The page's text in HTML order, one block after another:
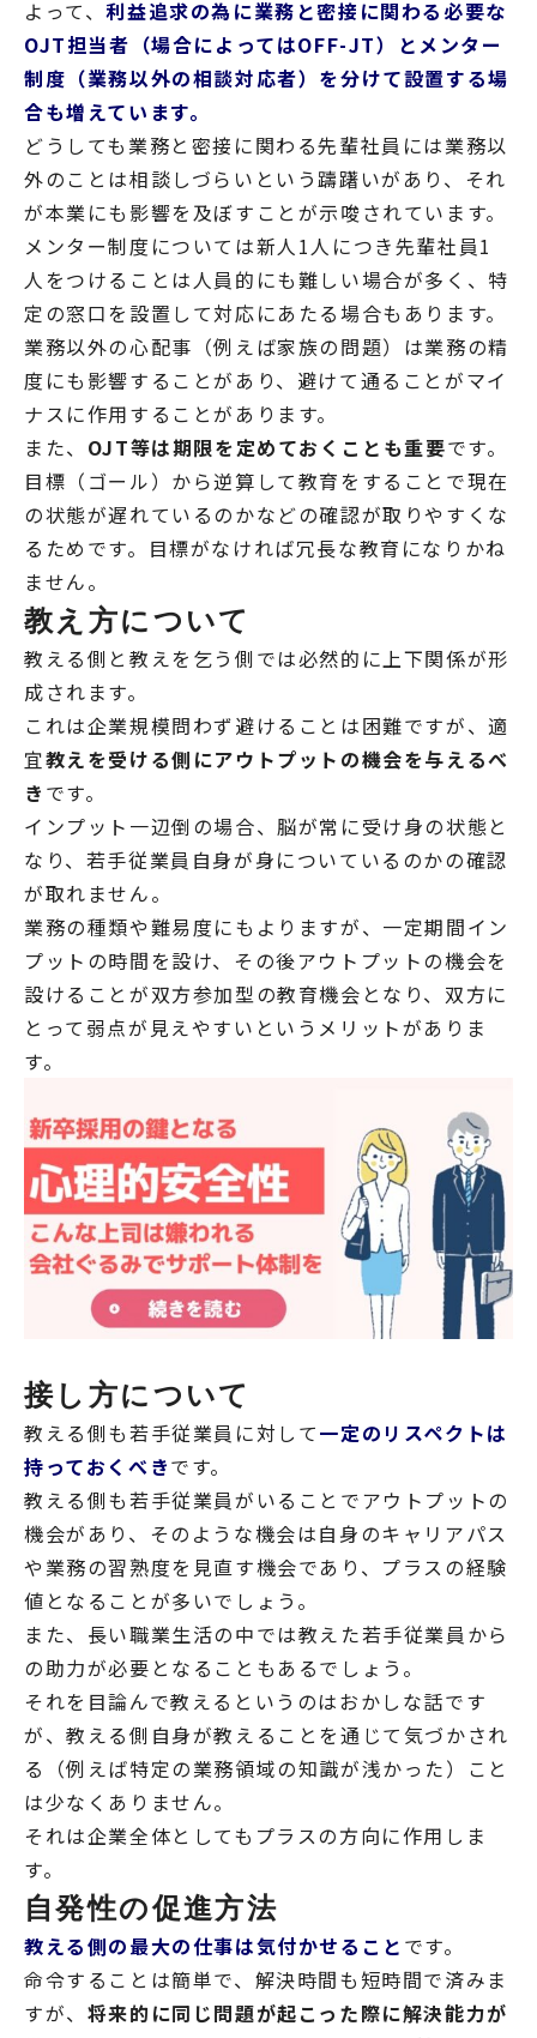
よって、利益追求の為に業務と密接に関わる必要な
OJT担当者（場合によってはOFF-JT）とメンター
制度（業務以外の相談対応者）を分けて設置する場
合も増えています。
どうしても業務と密接に関わる先輩社員には業務以
外のことは相談しづらいという躊躇いがあり、それ
が本業にも影響を及ぼすことが示唆されています。
メンター制度については新人1人につき先輩社員1
人をつけることは人員的にも難しい場合が多く、特
定の窓口を設置して対応にあたる場合もあります。
業務以外の心配事（例えば家族の問題）は業務の精
度にも影響することがあり、避けて通ることがマイ
ナスに作用することがあります。
また、 OJT等は期限を定めておくことも重要です。
目標（ゴール）から逆算して教育をすることで現在
の状態が遅れているのかなどの確認が取りやすくな
るためです。目標がなければ冗長な教育になりかね
ません。
教え方について
教える側と教えを乞う側では必然的に上下関係が形
成されます。
これは企業規模問わず避けることは困難ですが、適
宜教えを受ける側にアウトプットの機会を与えるべ
き です。
インプット一辺倒の場合、脳が常に受け身の状態と
なり、若手従業員自身が身についているのかの確認
が取れません。
業務の種類や難易度にもよりますが、一定期間イン
プットの時間を設け、その後アウトプットの機会を
設けることが双方参加型の教育機会となり、双方に
とって弱点が見えやすいというメリットがありま
す。
接し方について
教える側も若手従業員に対して一定のリスペクトは
持っておくべきです。
教える側も若手従業員がいることでアウトプットの
機会があり、そのような機会は自身のキャリアパス
や業務の習熟度を見直す機会であり、プラスの経験
値となることが多いでしょう。
また、長い職業生活の中では教えた若手従業員から
の助力が必要となることもあるでしょう。
それを目論んで教えるというのはおかしな話です
が、教える側自身が教えることを通じて気づかされ
る（例えば特定の業務領域の知識が浅かった）こと
は少なくありません。
それは企業全体としてもプラスの方向に作用しま
す。
自発性の促進方法
教える側の最大の仕事は気付かせること です。
命令することは簡単で、解決時間も短時間で済みま
すが、 将来的に同じ問題が起こった際に解決能力が